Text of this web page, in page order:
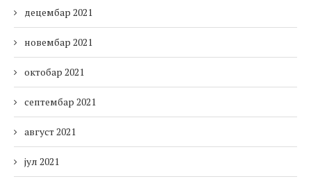
децембар 2021
новембар 2021
октобар 2021
септембар 2021
август 2021
јул 2021